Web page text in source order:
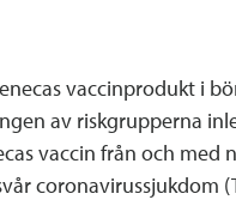
vaccinprodukt i
av riskgrupperna
vaccin från och med
coronavirussjukdom